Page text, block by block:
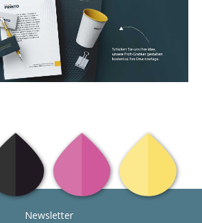
Newsletter